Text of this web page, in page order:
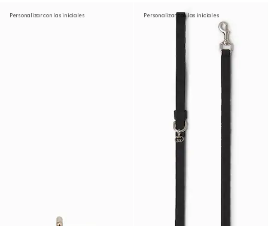
Personalizar con las iniciales Personalizar con las iniciales